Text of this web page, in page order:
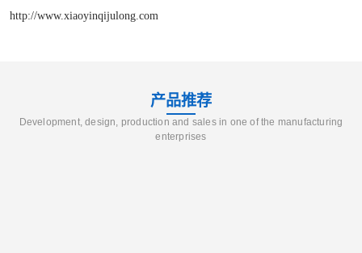
http://www.xiaoyinqijulong.com
产品推荐
Development, design, production and sales in one of the manufacturing
enterprises